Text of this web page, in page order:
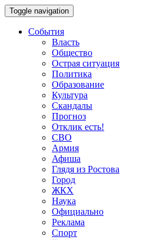
Toggle navigation
События
Власть
Общество
Острая ситуация
Политика
Образование
Культура
Скандалы
Прогноз
Отклик есть!
СВО
Армия
Афиша
Глядя из Ростова
Город
ЖКХ
Наука
Официально
Реклама
Спорт